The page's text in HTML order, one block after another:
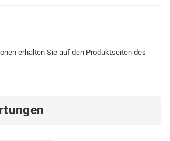
erhalten Sie auf den Produktseiten des